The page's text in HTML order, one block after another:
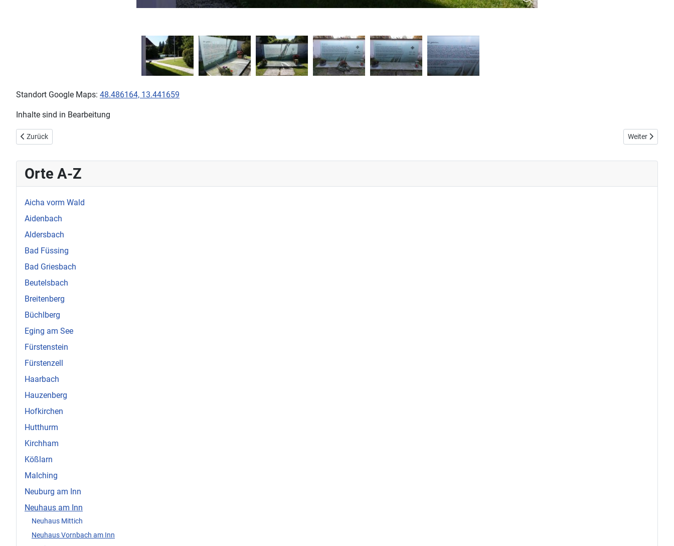
Standort Google Maps: 48.486164, 13.441659
Inhalte sind in Bearbeitung
Vorheriger Beitrag: Neuhaus Mittich
Zurück Nächster
Weiter
Orte A-Z
Aicha vorm Wald
Aidenbach
Aldersbach
Bad Füssing
Bad Griesbach
Beutelsbach
Breitenberg
Büchlberg
Eging am See
Fürstenstein
Fürstenzell
Haarbach
Hauzenberg
Hofkirchen
Hutthurm
Kirchham
Kößlarn
Malching
Neuburg am Inn
Neuhaus am Inn
Neuhaus Mittich
Neuhaus Vornbach am Inn